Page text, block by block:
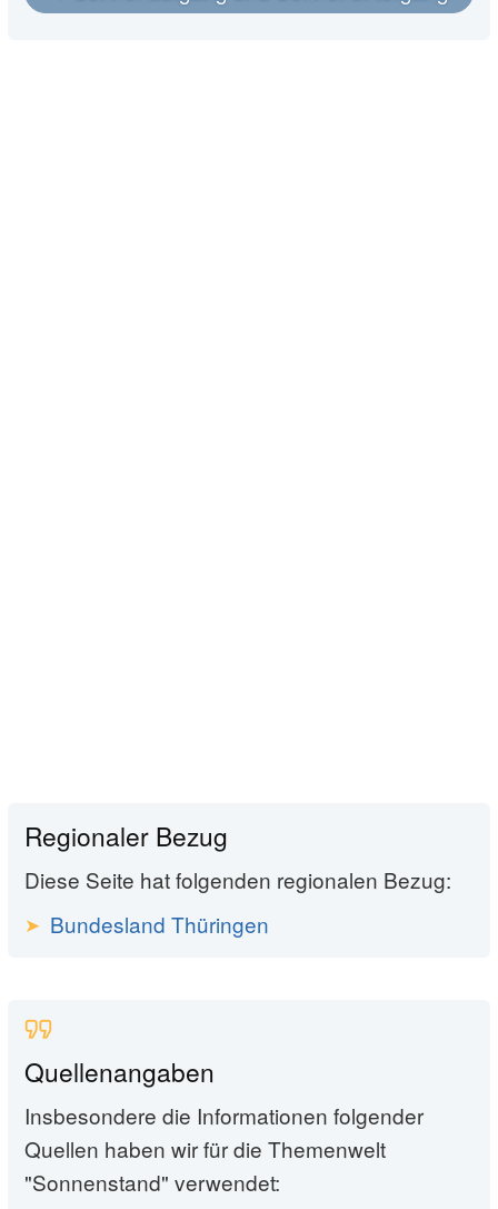
Regionaler Bezug
Diese Seite hat folgenden regionalen Bezug:
Bundesland Thüringen
Quellenangaben
Insbesondere die Informationen folgender
Quellen haben wir für die Themenwelt
"Sonnenstand" verwendet: